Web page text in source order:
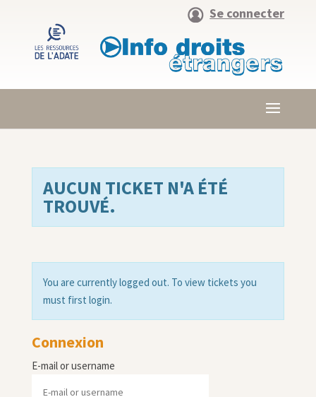
Se connecter
AUCUN TICKET N'A ÉTÉ
TROUVÉ.
You are currently logged out. To view tickets you
must first login.
Connexion
E-mail or username